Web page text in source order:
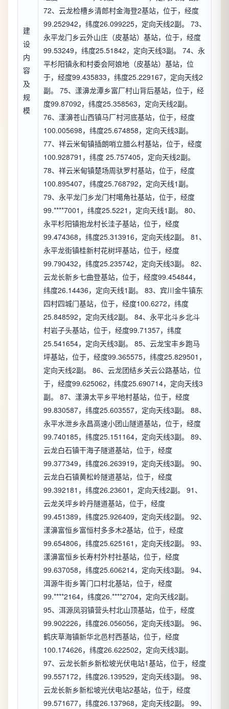
建
设
内
容
及
规
模
72、云龙检槽乡清郎村金海登2基站，位于，经度
99.252942，纬度26.099225，定向天线2副。 73、
永平龙门乡云外山庄（皮基站）基站，位于，经度
99.53249，纬度25.51842，定向天线3副。 74、永
平杉阳镇永和村委会阿娘地（皮基站）基站，位
于，经度99.435833，纬度25.229167，定向天线2
副。 75、漾濞龙潭乡富厂村山背后基站，位于，经
度99.87092，纬度25.358563，定向天线2副。
76、漾濞苍山西镇马厂村河底基站，位于，经度
100.005698，纬度25.674858，定向天线3副。
77、祥云米甸镇插朗哨立腊么村基站，位于，经度
100.928791，纬度 25.757405，定向天线2副。
78、祥云米甸镇楚场周驮罗村基站，位于，经度
100.895407，纬度25.768792，定向天线1副。
79、永平龙门乡龙门村噶角社基站，位于，经度
99.****7001，纬度25.5221，定向天线1副。 80、
永平杉阳镇抱龙村长洼子基站，位于，经度
99.474368，纬度25.313916，定向天线2副。 81、
永平龙街镇桂新村花树坪基站，位于，经度
99.790432，纬度25.235742，定向天线3副。 82、
云龙长新乡七曲登基站，位于，经度99.454844，
纬度26.14436，定向天线1副。 83、宾川金牛镇东
四村四城门基站，位于，经度100.6272，纬度
25.848592，定向天线2副。 84、永平北斗乡北斗
村岩子头基站，位于，经度99.71357，纬度
25.541654，定向天线3副。 85、云龙宝丰乡跑马
坪基站，位于，经度99.365575，纬度25.829501，
定向天线2副。 86、云龙团结乡关云公路基站，位
于，经度99.625062，纬度25.690714，定向天线3
副。 87、漾濞太平乡平地村基站，位于，经度
99.830587，纬度25.603557，定向天线3副。 88、
永平水泄乡永昌高速小团山隧道基站，位于，经度
99.740185，纬度25.151164，定向天线3副。 89、
云龙白石镇干海子隧道基站，位于，经度
99.377349，纬度26.263919，定向天线3副。 90、
云龙白石镇黄松岭隧道基站，位于，经度
99.392181，纬度26.23601，定向天线2副。 91、
云龙关坪乡岭丹隧道基站，位于，经度
99.451389，纬度25.926409，定向天线2副。 92、
漾濞富恒乡富恒村多多木2基站，位于，经度
99.654806，纬度25.625161，定向天线2副。 93、
漾濞富恒乡长寿村外村社基站，位于，经度
99.637058，纬度25.606214，定向天线3副。 94、
洱源牛街乡箐门口村北基站，位于，经度
99.****2164，纬度26.****2704，定向天线2副。
95、洱源凤羽镇营头村北山顶基站，位于，经度
99.902226，纬度26.056056，定向天线3副。 96、
鹤庆草海镇新华北邑村西基站，位于，经度
100.174626，纬度26.622502，定向天线3副。
97、云龙长新乡新松坡光伏电站1基站，位于，经度
99.557172，纬度26.139529，定向天线3副。 98、
云龙长新乡新松坡光伏电站2基站，位于，经度
99.571677，纬度26.137968，定向天线2副。 99、